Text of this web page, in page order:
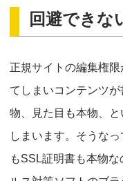
回避できな
正規サイトの編集権
てしまいコンテンツ
物、見た目も本物、
しまいます。そうな
もSSL証明書も本物